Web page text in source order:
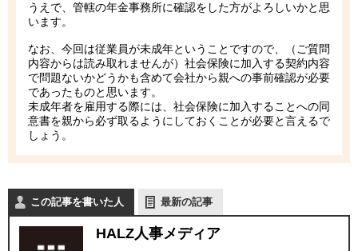
うえで、管轄の年金事務所に確認をした方がよろしいかと思
います。
なお、今回は従業員が未成年ということですので、（ご質問
内容からは読み取れませんが）社会保険に加入する契約内容
で問題ないかどうかも含めて会社から親への事前確認が必要
であったものと思います。
未成年者を雇用する際には、社会保険に加入することへの同
意書を親から必ず取るようにしておくことが必要と言えるで
しょう。
この記事を書いた人 最新の記事
HALZ人事メディア